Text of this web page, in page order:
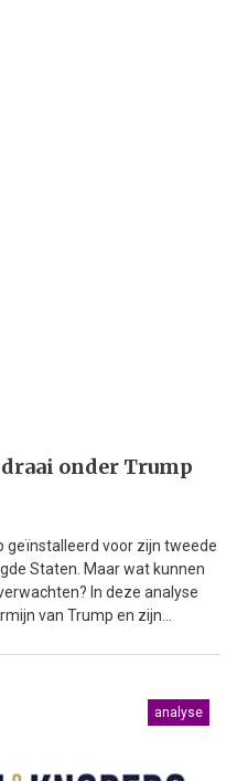
onder Trump
geïnstalleerd voor zijn tweede
Staten. Maar wat kunnen
In deze analyse
van Trump en zijn...
analyse